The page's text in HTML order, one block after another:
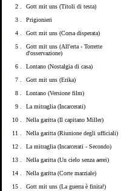
2 .
3 .
4 .
5 .
6 .
7 .
8 .
9 .
10 .
11 .
12 .
13 .
14 .
15 .
Gott mit uns (Titoli di testa)
Prigionieri
Gott mit uns (Corsa disperata)
Gott mit uns (All'erta - Torrette
d'osservazione)
Lontano (Nostalgia di casa)
Gott mit uns (Erika)
Lontano (Versione film)
La mitraglia (Incarcerati)
Nella garitta (Il capitano Miller)
Nella garitta (Riunione degli ufficiali)
La mitraglia (Incarcerati - Secondo)
Nella garitta (Un cielo senza aerei)
Nella garitta (Corte marziale)
Gott mit uns (La guerra è finita!)